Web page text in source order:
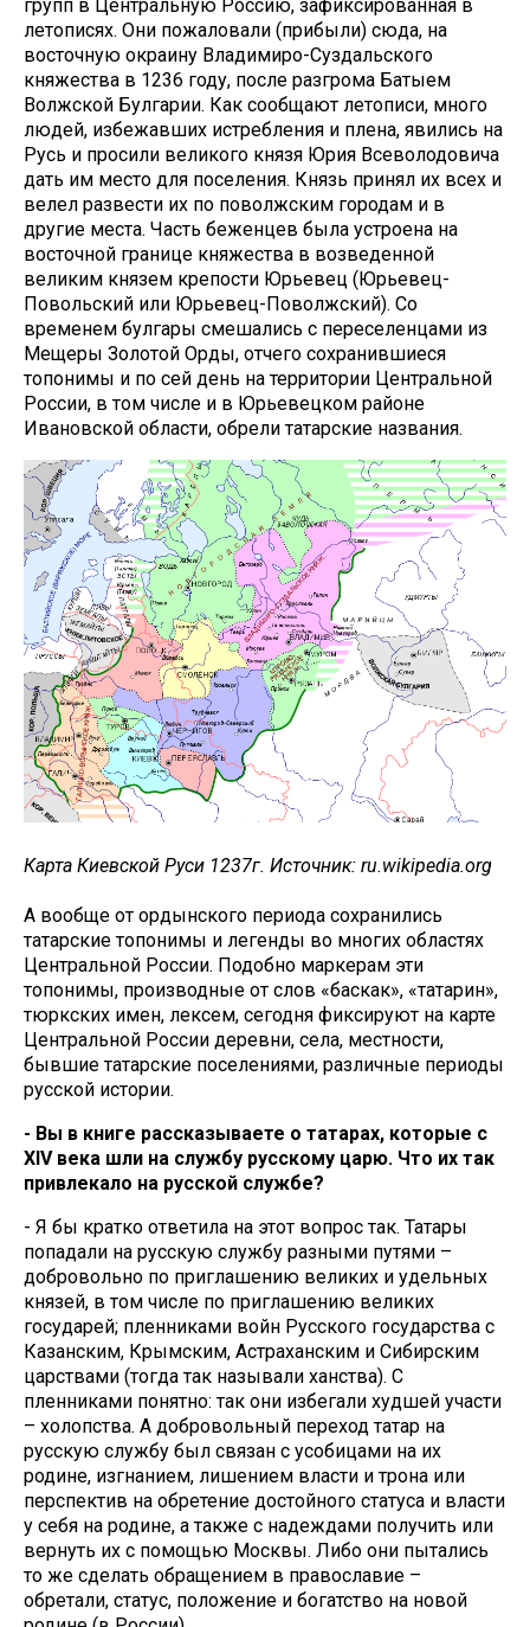
групп в Центральную Россию, зафиксированная в
летописях. Они пожаловали (прибыли) сюда, на
восточную окраину Владимиро-Суздальского
княжества в 1236 году, после разгрома Батыем
Волжской Булгарии. Как сообщают летописи, много
людей, избежавших истребления и плена, явились на
Русь и просили великого князя Юрия Всеволодовича
дать им место для поселения. Князь принял их всех и
велел развести их по поволжским городам и в
другие места. Часть беженцев была устроена на
восточной границе княжества в возведенной
великим князем крепости Юрьевец (Юрьевец-
Повольский или Юрьевец-Поволжский). Со
временем булгары смешались с переселенцами из
Мещеры Золотой Орды, отчего сохранившиеся
топонимы и по сей день на территории Центральной
России, в том числе и в Юрьевецком районе
Ивановской области, обрели татарские названия.
Карта Киевской Руси 1237г. Источник: ru.wikipedia.org
А вообще от ордынского периода сохранились
татарские топонимы и легенды во многих областях
Центральной России. Подобно маркерам эти
топонимы, производные от слов «баскак», «татарин»,
тюркских имен, лексем, сегодня фиксируют на карте
Центральной России деревни, села, местности,
бывшие татарские поселениями, различные периоды
русской истории.
- Вы в книге рассказываете о татарах, которые с
XIV века шли на службу русскому царю. Что их так
привлекало на русской службе?
- Я бы кратко ответила на этот вопрос так. Татары
попадали на русскую службу разными путями –
добровольно по приглашению великих и удельных
князей, в том числе по приглашению великих
государей; пленниками войн Русского государства с
Казанским, Крымским, Астраханским и Сибирским
царствами (тогда так называли ханства). С
пленниками понятно: так они избегали худшей участи
– холопства. А добровольный переход татар на
русскую службу был связан с усобицами на их
родине, изгнанием, лишением власти и трона или
перспектив на обретение достойного статуса и власти
у себя на родине, а также с надеждами получить или
вернуть их с помощью Москвы. Либо они пытались
то же сделать обращением в православие –
обретали, статус, положение и богатство на новой